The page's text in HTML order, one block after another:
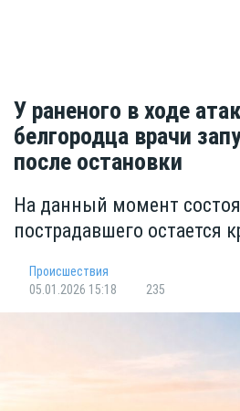
У раненого в ходе
белгородца врачи
после остановки
На данный момент
пострадавшего остается
Происшествия
05.01.2026 15:18
235